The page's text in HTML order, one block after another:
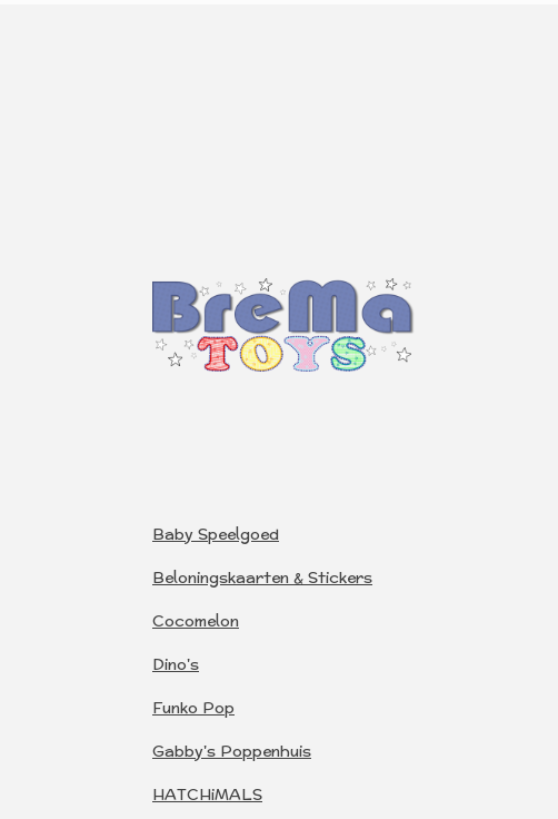
Baby Speelgoed
Beloningskaarten & Stickers
Cocomelon
Dino's
Funko Pop
Gabby's Poppenhuis
HATCHiMALS